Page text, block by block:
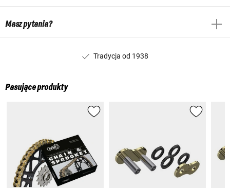
Masz pytania?
Tradycja od 1938
Pasujące produkty